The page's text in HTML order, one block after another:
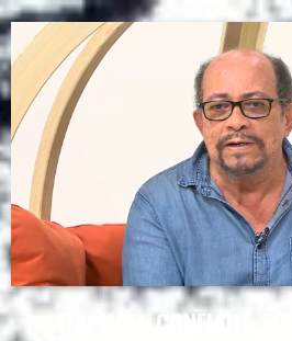
RAPHAEL CONFIANT,